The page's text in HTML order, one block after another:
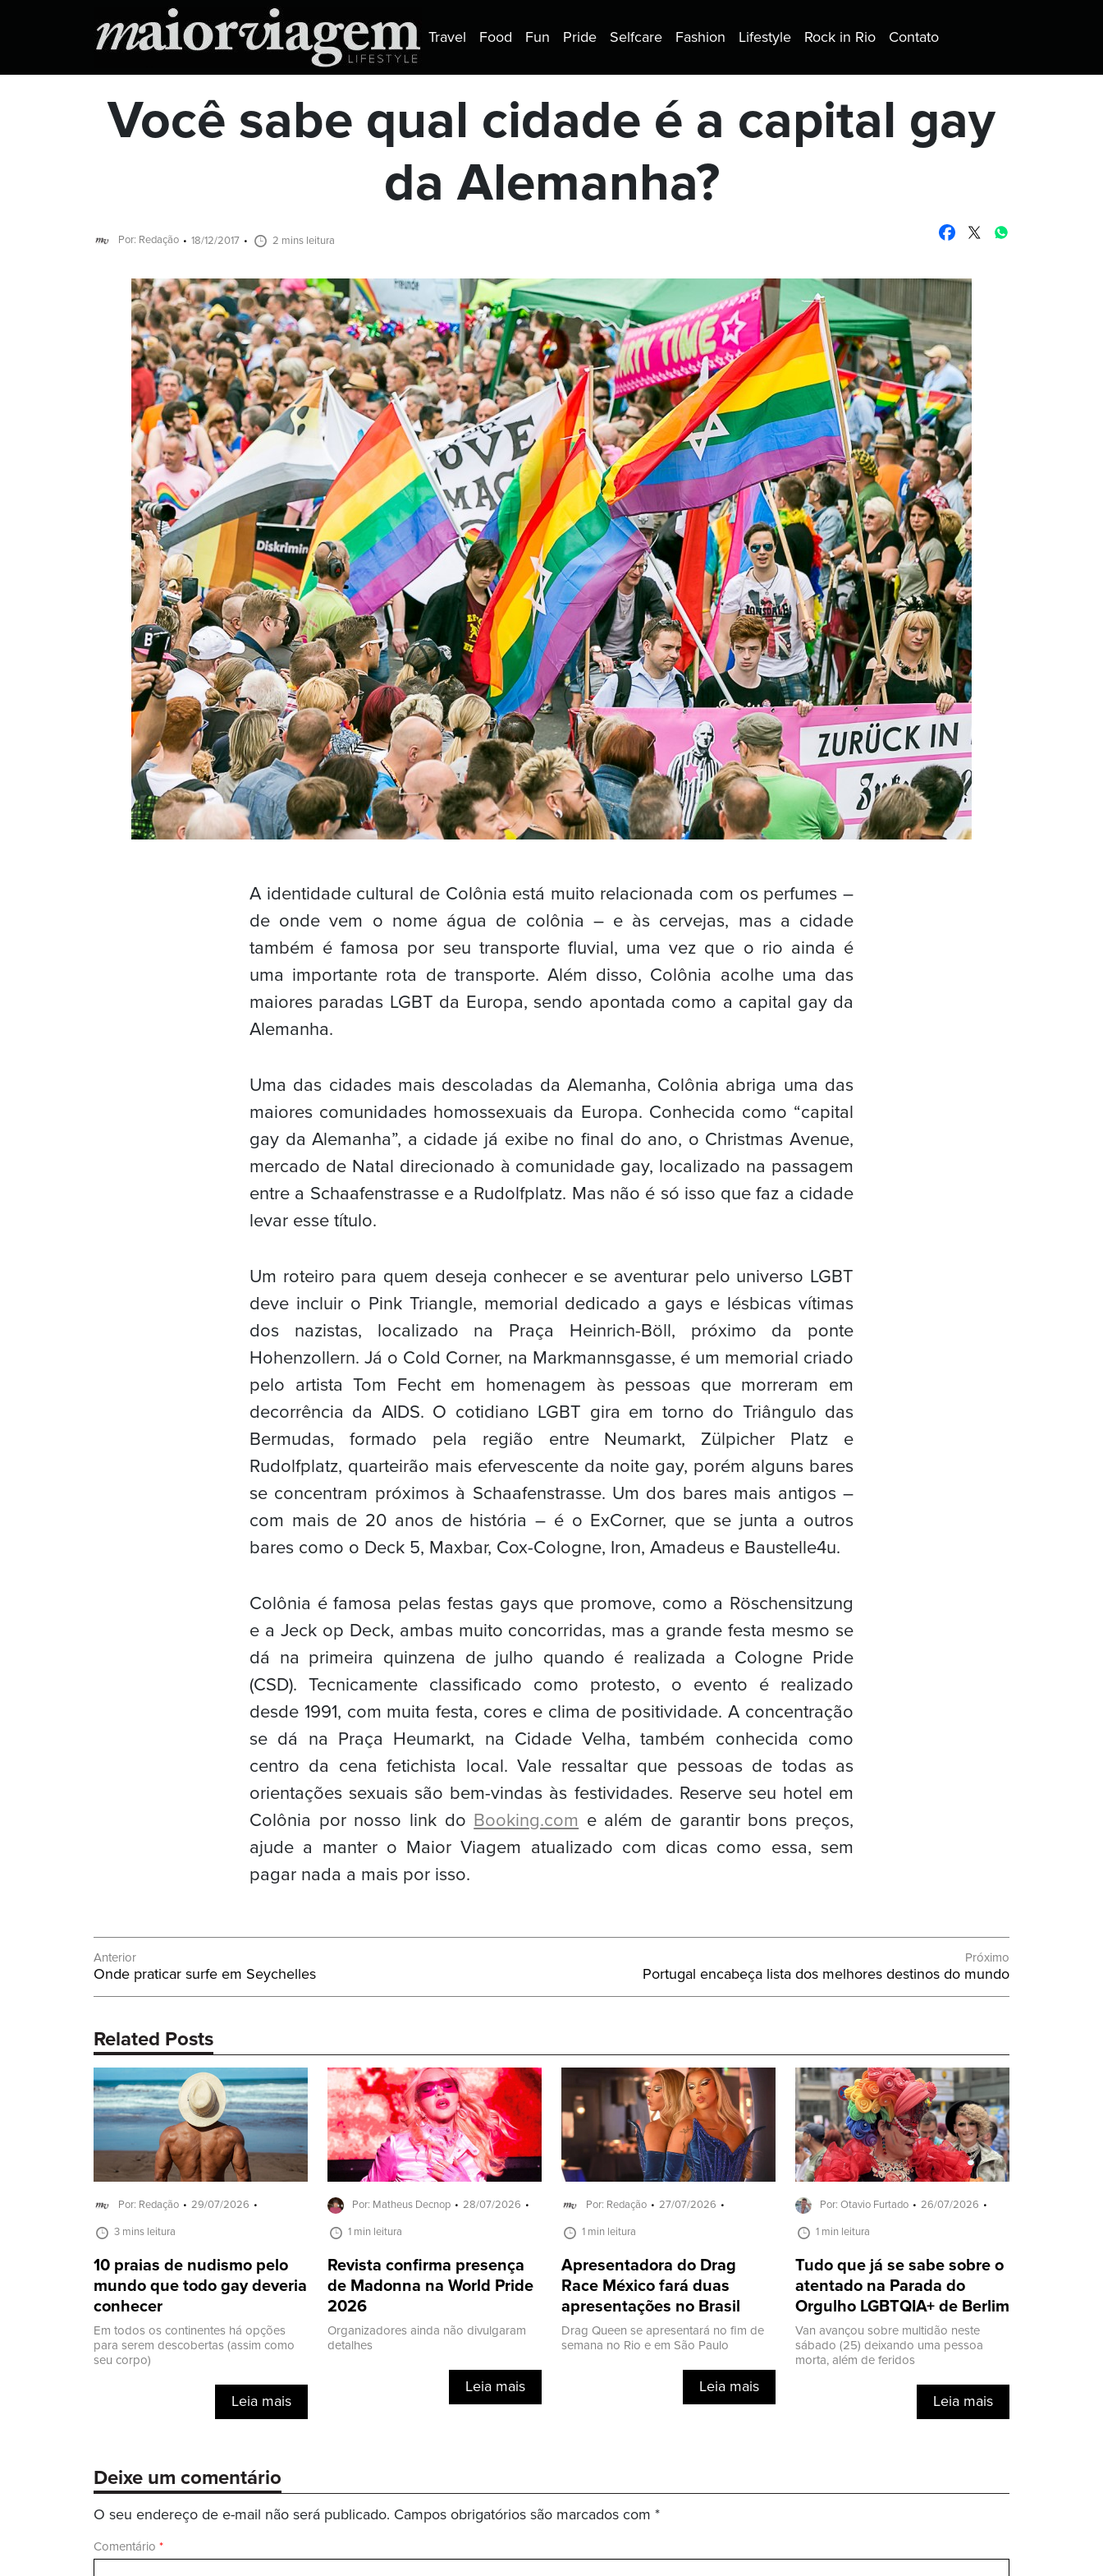
Travel Food Fun Pride Selfcare Fashion Lifestyle Rock in Rio Contato
Você sabe qual cidade é a capital gay
da Alemanha?
Por: Redação 18/12/2017 2 mins leitura
A identidade cultural de Colônia está muito relacionada com os perfumes –
de onde vem o nome água de colônia – e às cervejas, mas a cidade
também é famosa por seu transporte fluvial, uma vez que o rio ainda é
uma importante rota de transporte. Além disso, Colônia acolhe uma das
maiores paradas LGBT da Europa, sendo apontada como a capital gay da
Alemanha.
Uma das cidades mais descoladas da Alemanha, Colônia abriga uma das
maiores comunidades homossexuais da Europa. Conhecida como “capital
gay da Alemanha”, a cidade já exibe no final do ano, o Christmas Avenue,
mercado de Natal direcionado à comunidade gay, localizado na passagem
entre a Schaafenstrasse e a Rudolfplatz. Mas não é só isso que faz a cidade
levar esse título.
Um roteiro para quem deseja conhecer e se aventurar pelo universo LGBT
deve incluir o Pink Triangle, memorial dedicado a gays e lésbicas vítimas
dos nazistas, localizado na Praça Heinrich-Böll, próximo da ponte
Hohenzollern. Já o Cold Corner, na Markmannsgasse, é um memorial criado
pelo artista Tom Fecht em homenagem às pessoas que morreram em
decorrência da AIDS. O cotidiano LGBT gira em torno do Triângulo das
Bermudas, formado pela região entre Neumarkt, Zülpicher Platz e
Rudolfplatz, quarteirão mais efervescente da noite gay, porém alguns bares
se concentram próximos à Schaafenstrasse. Um dos bares mais antigos –
com mais de 20 anos de história – é o ExCorner, que se junta a outros
bares como o Deck 5, Maxbar, Cox-Cologne, Iron, Amadeus e Baustelle4u.
Colônia é famosa pelas festas gays que promove, como a Röschensitzung
e a Jeck op Deck, ambas muito concorridas, mas a grande festa mesmo se
dá na primeira quinzena de julho quando é realizada a Cologne Pride
(CSD). Tecnicamente classificado como protesto, o evento é realizado
desde 1991, com muita festa, cores e clima de positividade. A concentração
se dá na Praça Heumarkt, na Cidade Velha, também conhecida como
centro da cena fetichista local. Vale ressaltar que pessoas de todas as
orientações sexuais são bem-vindas às festividades. Reserve seu hotel em
Colônia por nosso link do Booking.com e além de garantir bons preços,
ajude a manter o Maior Viagem atualizado com dicas como essa, sem
pagar nada a mais por isso.
Navegação
de
Anterior
Post
Anterior:
Onde praticar surfe em Seychelles
Próximo
Próximo
Post:
Portugal encabeça lista dos melhores destinos do mundo
Related Posts
Por: Redação 29/07/2026
3 mins leitura
10 praias de nudismo pelo
mundo que todo gay deveria
conhecer
Em todos os continentes há opções
para serem descobertas (assim como
seu corpo)
Leia mais
Por: Matheus Decnop 28/07/2026
1 min leitura
Revista confirma presença
de Madonna na World Pride
2026
Organizadores ainda não divulgaram
detalhes
Leia mais
Por: Redação 27/07/2026
1 min leitura
Apresentadora do Drag
Race México fará duas
apresentações no Brasil
Drag Queen se apresentará no fim de
semana no Rio e em São Paulo
Leia mais
Por: Otavio Furtado 26/07/2026
1 min leitura
Tudo que já se sabe sobre o
atentado na Parada do
Orgulho LGBTQIA+ de Berlim
Van avançou sobre multidão neste
sábado (25) deixando uma pessoa
morta, além de feridos
Leia mais
Deixe um comentário
O seu endereço de e-mail não será publicado. Campos obrigatórios são marcados com *
Comentário *